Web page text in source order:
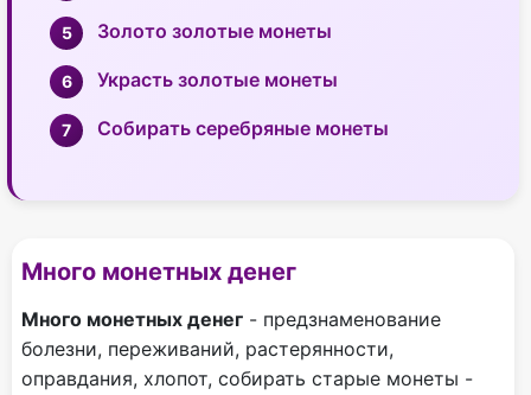
Золото золотые монеты
Украсть золотые монеты
Собирать серебряные монеты
Много монетных денег
Много монетных денег - предзнаменование
болезни, переживаний, растерянности,
оправдания, хлопот, собирать старые монеты -